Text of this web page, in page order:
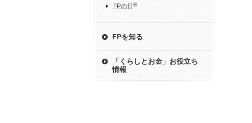
FPの日 ®
FPを知る
「くらしとお金」お役立ち
情報